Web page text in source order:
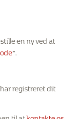
en ny ved at
”.
registreret dit